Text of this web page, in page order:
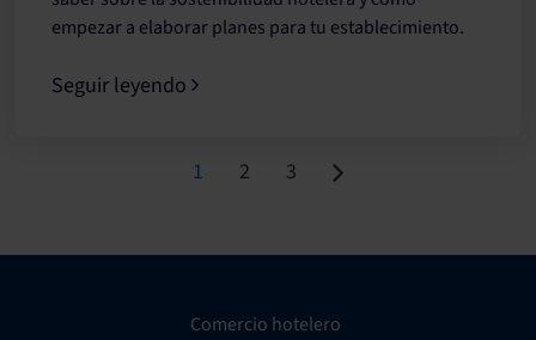
empezar a elaborar planes para tu establecimiento.
Seguir leyendo
Page
1 Page
2 Page
3
Comercio hotelero